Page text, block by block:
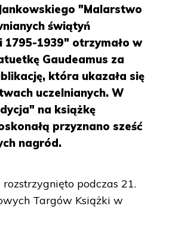
"Malarstwo
świątyń
1795-1939" otrzymało w
Gaudeamus za
która ukazała się
uczelnianych. W
na książkę
przyznano sześć
nagród.
podczas 21.
Targów Książki w